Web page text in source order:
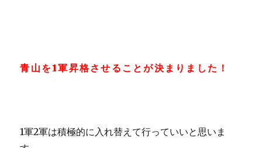
青山を1軍昇格させることが決まりました！
1軍2軍は積極的に入れ替えて行っていいと思いま